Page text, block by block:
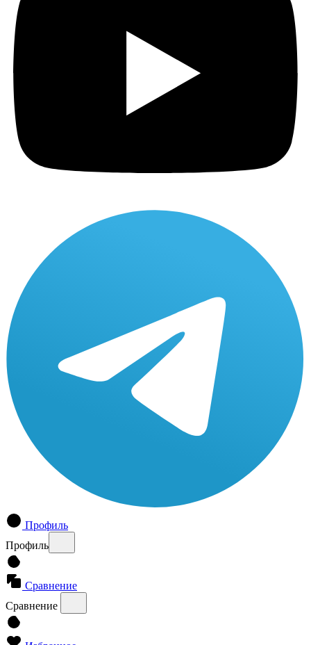
Профиль
Профиль
Сравнение
Сравнение